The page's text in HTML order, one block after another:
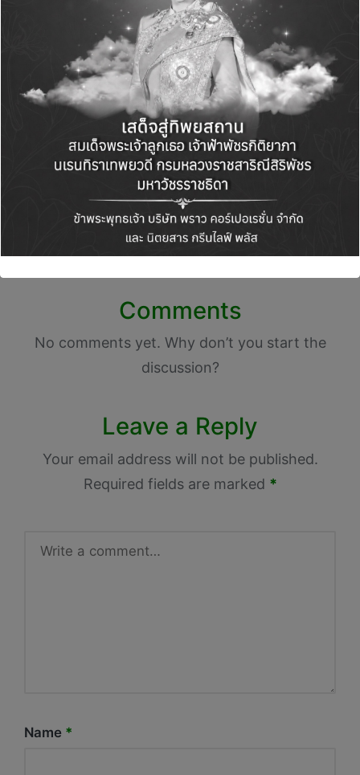
Post
navigation
PREVIOUS POST
บ้านปู เสริมศักยภาพ SE
ด้วยโค้ชชิ่งเชิงลึก ปรับ
‘โมเดล–แบรนด์’ ปั้น
‘เพลินไพร’ เติบโตก้าว
กระโดด
NEXT POST
M STUDIO จับมือ Plan
B Media เปิดโมเดล
ธุรกิจ “Media x
Content Synergy”
ผสานพลังสื่อและคอน
เทนต์ พร้อมส่ง
ภาพยนตร์ “มือปืน”
ประเดิมเข้าฉายทั่ว
ประเทศ 27 พฤศจิกายน
Comments
No comments yet. Why don’t you start the
discussion?
Leave a Reply
Your email address will not be published.
Required fields are marked *
Name *